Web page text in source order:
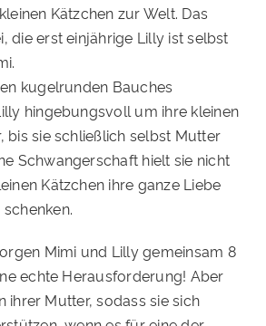
Kätzchen zur Welt. Das
die erst einjährige Lilly ist selbst
kugelrunden Bauches
hingebungsvoll um ihre kleinen
bis sie schließlich selbst Mutter
Schwangerschaft hielt sie nicht
Kätzchen ihre ganze Liebe
Mimi und Lilly gemeinsam 8
echte Herausforderung! Aber
ihrer Mutter, sodass sie sich